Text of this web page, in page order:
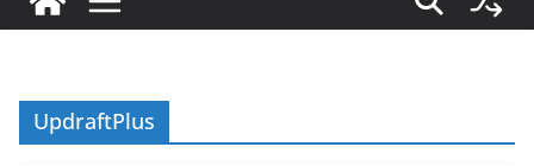
UpdraftPlus